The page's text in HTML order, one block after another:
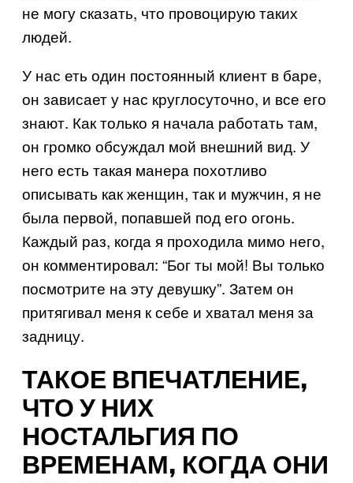
не могу сказать, что провоцирую таких
людей.
У нас еть один постоянный клиент в баре,
он зависает у нас круглосуточно, и все его
знают. Как только я начала работать там,
он громко обсуждал мой внешний вид. У
него есть такая манера похотливо
описывать как женщин, так и мужчин, я не
была первой, попавшей под его огонь.
Каждый раз, когда я проходила мимо него,
он комментировал: “Бог ты мой! Вы только
посмотрите на эту девушку”. Затем он
притягивал меня к себе и хватал меня за
задницу.
ТАКОЕ ВПЕЧАТЛЕНИЕ,
ЧТО У НИХ
НОСТАЛЬГИЯ ПО
ВРЕМЕНАМ, КОГДА ОНИ